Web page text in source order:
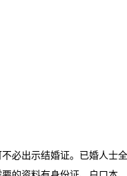
必出示结婚证。已婚人士全